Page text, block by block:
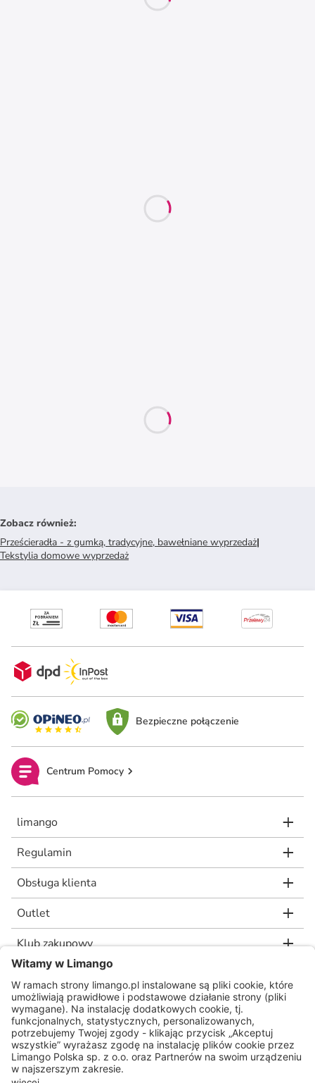
Zobacz również:
Prześcieradła - z gumką, tradycyjne, bawełniane wyprzedaż|
Tekstylia domowe wyprzedaż
Bezpieczne połączenie
Centrum Pomocy
limango
Regulamin
Obsługa klienta
Outlet
Klub zakupowy